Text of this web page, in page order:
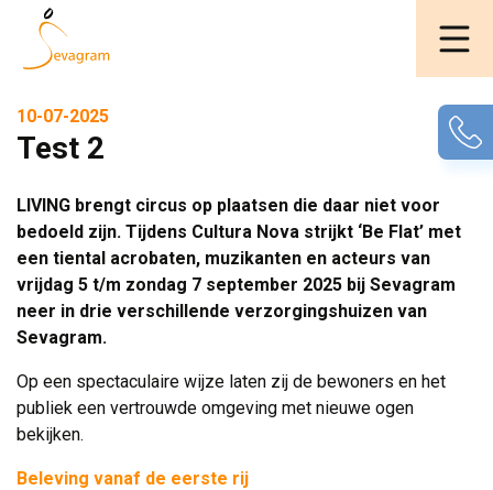
10-07-2025
Test 2
LIVING brengt circus op plaatsen die daar niet voor
bedoeld zijn. Tijdens Cultura Nova strijkt ‘Be Flat’ met
een tiental acrobaten, muzikanten en acteurs van
vrijdag 5 t/m zondag 7 september 2025 bij Sevagram
neer in drie verschillende verzorgingshuizen van
Sevagram.
Op een spectaculaire wijze laten zij de bewoners en het
publiek een vertrouwde omgeving met nieuwe ogen
bekijken.
Beleving vanaf de eerste rij